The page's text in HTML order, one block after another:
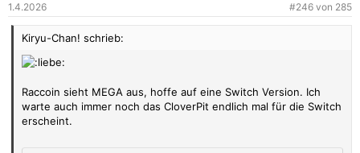
1.4.2026 #246 von 285
Kiryu-Chan! schrieb:
Raccoin sieht MEGA aus, hoffe auf eine Switch Version. Ich
warte auch immer noch das CloverPit endlich mal für die Switch
erscheint.